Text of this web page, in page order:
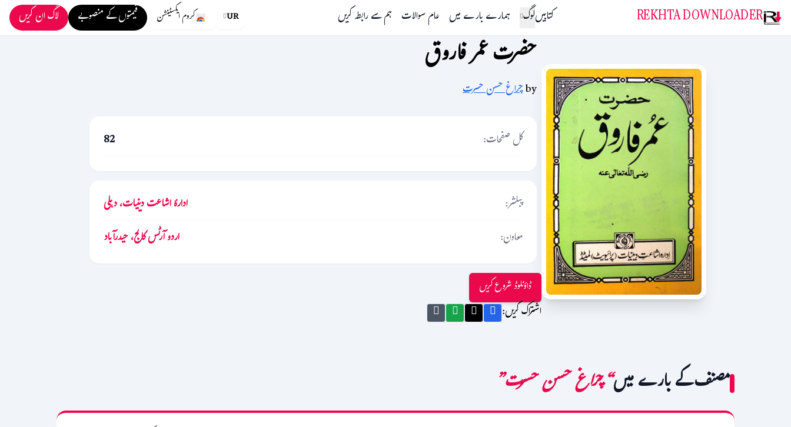
REKHTA DOWNLOADER کتابیںلوگ ہمارے بارے میں عام سوالات ہم سے رابطہ کریں UR کروم ایکسٹینشن قیمتوں کے منصوبے لاگ ان کریں
حضرت عمر فاروق
byچراغ حسن حسرت
کل صفحات:
82
پبلشر:
ادارۂ اشاعت دینیات، دہلی
معاون:
اردو آرٹس کالج، حیدرآباد
ڈاؤنلوڈ شروع کریں
اشتراک کریں:
مصنف کے بارے میں“چراغ حسن حسرت”